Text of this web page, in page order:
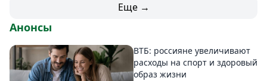
Еще →
Анонсы
ВТБ: россияне увеличивают
расходы на спорт и здоровый
образ жизни